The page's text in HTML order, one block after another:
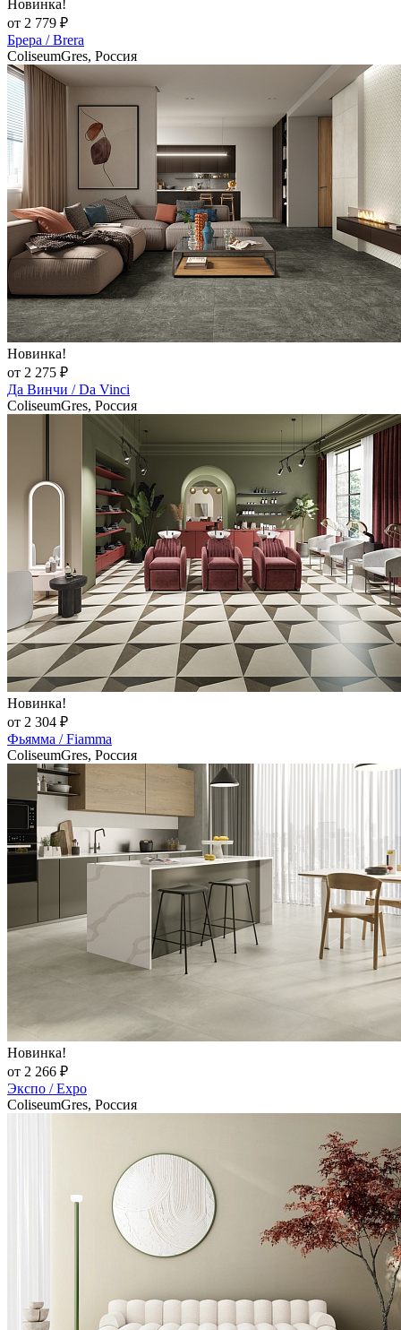
Новинка!
от 2 779 ₽
Брера / Brera
ColiseumGres, Россия
Новинка!
от 2 275 ₽
Да Винчи / Da Vinci
ColiseumGres, Россия
Новинка!
от 2 304 ₽
Фьямма / Fiamma
ColiseumGres, Россия
Новинка!
от 2 266 ₽
Экспо / Expo
ColiseumGres, Россия